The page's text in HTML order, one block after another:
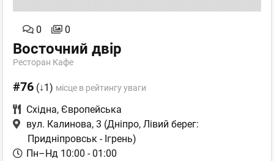
0 0
Восточний двір
Ресторан Кафе
#76 (↓1) місце в рейтингу уваги
Східна, Європейська
вул. Калинова, 3 (Дніпро, Лівий берег:
Придніпровськ - Ігрень)
Пн–Нд 10:00 - 01:00